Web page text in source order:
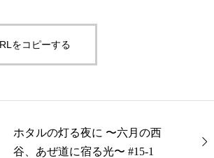
をコピーする
ホタルの灯る夜に 〜六月の西
谷、あぜ道に宿る光〜 #15-1
